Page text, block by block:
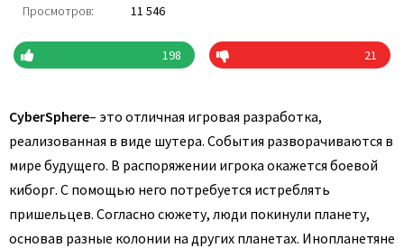
Просмотров: 11 546
198 21
CyberSphere– это отличная игровая разработка,
реализованная в виде шутера. События разворачиваются в
мире будущего. В распоряжении игрока окажется боевой
киборг. С помощью него потребуется истреблять
пришельцев. Согласно сюжету, люди покинули планету,
основав разные колонии на других планетах. Инопланетяне